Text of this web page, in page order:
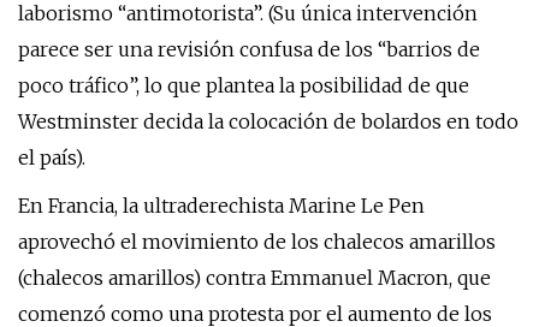
laborismo “antimotorista”. (Su única intervención
parece ser una revisión confusa de los “barrios de
poco tráfico”, lo que plantea la posibilidad de que
Westminster decida la colocación de bolardos en todo
el país).
En Francia, la ultraderechista Marine Le Pen
aprovechó el movimiento de los chalecos amarillos
(chalecos amarillos) contra Emmanuel Macron, que
comenzó como una protesta por el aumento de los